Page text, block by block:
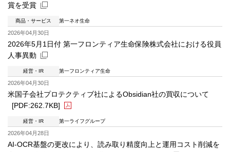
賞を受賞
商品・サービス 第一ネオ生命
新規ウィンドウを開きます
2026年04月30日
2026年5月1日付 第一フロンティア生命保険株式会社における役員
人事異動
経営・IR 第一フロンティア生命
新規ウィンドウを開きます
2026年04月30日
米国子会社プロテクティブ社によるObsidian社の買収について
[PDF:262.7KB]
経営・IR 第一ライフグループ
PDFファイルが新規ウィンドウで開きます
2026年04月28日
AI-OCR基盤の更改により、読み取り精度向上と運用コスト削減を